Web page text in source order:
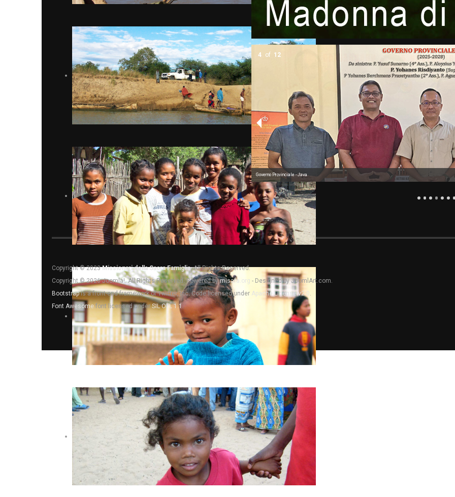
Governo Provinciale - Kalimantan
5 of 12
Copyright © 2023Missionari della Sacra Famiglia. All Rights Reserved.
Copyright © 2026 Joomla!. All Rights Reserved. Powered bymisafa.org - Designed by JoomlArt.com.
Bootstrapis a front-end framework of Twitter, Inc. Code licensed under Apache License v2.0
Font Awesomefont licensed underSIL OFL 1.1 .